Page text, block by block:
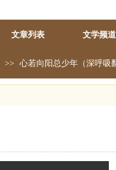
文章列表 文学频道
>> 心若向阳总少年（深呼吸